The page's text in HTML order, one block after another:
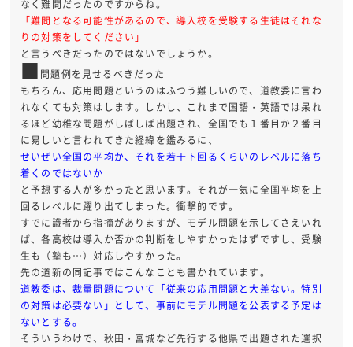
なく難問だったのですからね。
「難問となる可能性があるので、導入校を受験する生徒はそれな
りの対策をしてください」
と言うべきだったのではないでしょうか。
■ 問題例を見せるべきだった
もちろん、応用問題というのはふつう難しいので、道教委に言わ
れなくても対策はします。しかし、これまで国語・英語では呆れ
るほど幼稚な問題がしばしば出題され、全国でも１番目か２番目
に易しいと言われてきた経緯を鑑みるに、
せいぜい全国の平均か、それを若干下回るくらいのレベルに落ち
着くのではないか
と予想する人が多かったと思います。それが一気に全国平均を上
回るレベルに躍り出てしまった。衝撃的です。
すでに識者から指摘がありますが、モデル問題を示してさえいれ
ば、各高校は導入か否かの判断をしやすかったはずですし、受験
生も（塾も…）対応しやすかった。
先の道新の同記事ではこんなことも書かれています。
道教委は、裁量問題について「従来の応用問題と大差ない。特別
の対策は必要ない」として、事前にモデル問題を公表する予定は
ないとする。
そういうわけで、秋田・宮城など先行する他県で出題された選択